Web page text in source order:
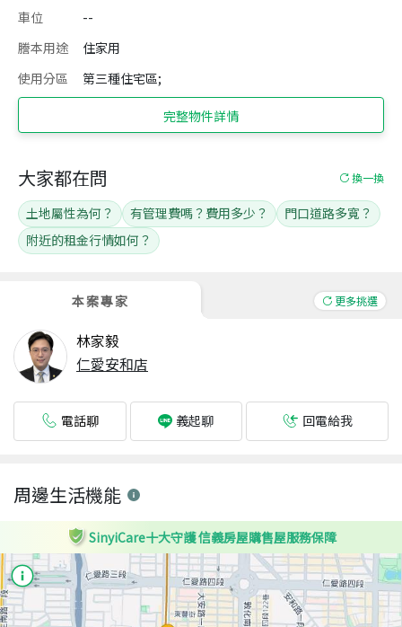
車位
--
謄本用途
住家用
使用分區
第三種住宅區;
完整物件詳情
本案專家 更多挑選
林家毅
仁愛安和店
電話聊 義起聊 回電給我
大家都在問 換一換
土地屬性為何？ 有管理費嗎？費用多少？
門口道路多寬？
附近的租金行情如何？
周邊生活機能
SinyiCare十大守護 信義房屋購售屋服務保障